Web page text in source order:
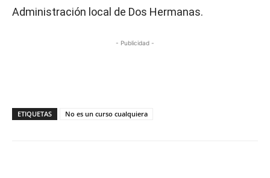
Administración local de Dos Hermanas.
- Publicidad -
ETIQUETAS No es un curso cualquiera